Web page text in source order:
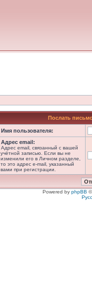
Послать
Имя пользователя:
Адрес email:
Адрес email, связанный с вашей
учётной записью. Если вы не
изменили его в Личном разделе,
то это адрес e-mail, указанный
вами при регистрации.
Powered by phpBB